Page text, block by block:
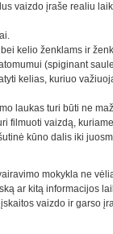
vaizdo įraše realiu
kelio ženklams ir
(spiginant
kelias, kuriuo
laukas turi būti ne
filmuoti vaizdą,
kūno dalis iki
mokykla ne
ar kitą informacijos
vaizdo ir garso